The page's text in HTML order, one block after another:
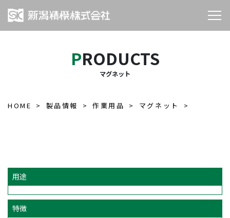
PRODUCTS
マグネット
HOME 製品情報 作業用品 マグネット
用途
特徴